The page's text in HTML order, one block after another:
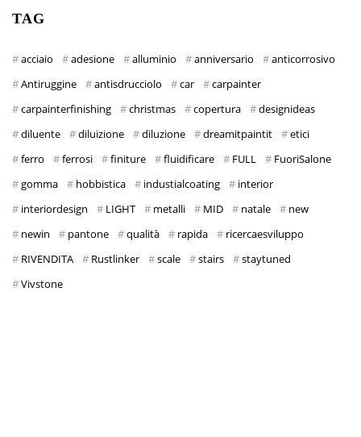
TAG
acciaio adesione alluminio anniversario
anticorrosivo
Antiruggine
antisdrucciolo car
carpainter
carpainterfinishing
christmas copertura
designideas
diluente
diluizione diluzione dreamitpaintit
etici
ferro
ferrosi finiture fluidificare FULL
FuoriSalone
gomma
hobbistica industialcoating
interior
interiordesign
LIGHT metalli MID natale
new
newin
pantone qualità rapida
ricercaesviluppo
RIVENDITA
Rustlinker scale stairs
staytuned
Vivstone